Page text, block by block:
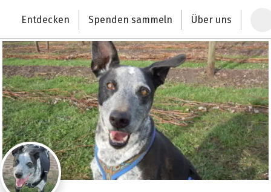
Deutschlands größte Spendenplattform
Entdecken Spenden sammeln Über uns